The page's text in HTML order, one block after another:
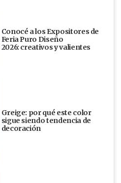
Conocé a los Expositores de
Feria Puro Diseño
2026: creativos y valientes
Greige: por qué este color
sigue siendo tendencia de
decoración